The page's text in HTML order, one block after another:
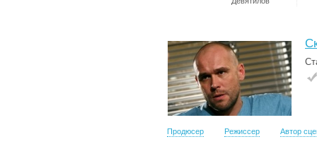
Продюсер Режиссер Автор